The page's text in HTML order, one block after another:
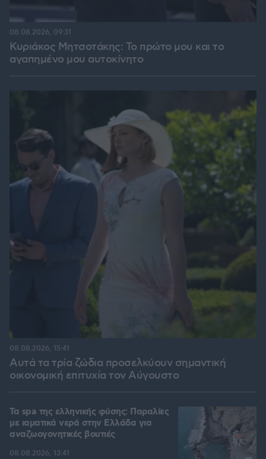
Κυριάκος Μητσοτάκης: Το πρώτο μου και το
αγαπημένο μου αυτοκίνητο
08.08.2026, 09:31
Αυτά τα τρία ζώδια προσελκύουν σημαντική
οικονομική επιτυχία τον Αύγουστο
08.08.2026, 15:41
Τα spa της ελληνικής φύσης: Παραλίες
με ιαματικά νερά στην Ελλάδα για
αναζωογονητικές βουτιές
08.08.2026, 13:41